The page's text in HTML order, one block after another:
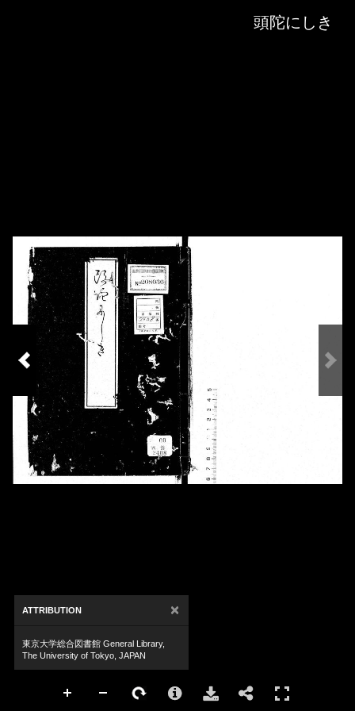
頭陀にしき
ATTRIBUTION ×
東京大学総合図書館 General Library,
The University of Tokyo, JAPAN